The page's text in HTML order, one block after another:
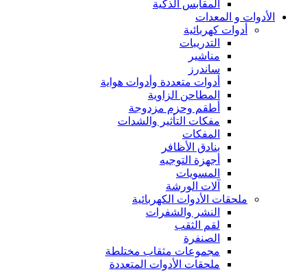
المقابس الذكية
الأدوات و المعدات
أدوات كهربائية
التدريبات
مناشير
ساندرز
أدوات متعددة وأدوات هواية
المطاحن الزاوية
أطقم وحزم مزدوجة
مفكات التأثير والشدات
المفكات
بنادق الأظافر
أجهزة التوجيه
المسويات
آلات الورشة
ملحقات الأدوات الكهربائية
النشر والشفرات
لقم الثقب
الصنفرة
مجموعات مثقاب مختلطة
ملحقات الأدوات المتعددة